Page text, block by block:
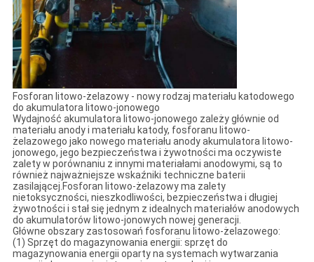
Fosforan litowo-żelazowy - nowy rodzaj materiału katodowego
do akumulatora litowo-jonowego
Wydajność akumulatora litowo-jonowego zależy głównie od
materiału anody i materiału katody, fosforanu litowo-
żelazowego jako nowego materiału anody akumulatora litowo-
jonowego, jego bezpieczeństwa i żywotności ma oczywiste
zalety w porównaniu z innymi materiałami anodowymi, są to
również najważniejsze wskaźniki techniczne baterii
zasilającej.Fosforan litowo-żelazowy ma zalety
nietoksyczności, nieszkodliwości, bezpieczeństwa i długiej
żywotności i stał się jednym z idealnych materiałów anodowych
do akumulatorów litowo-jonowych nowej generacji.
Główne obszary zastosowań fosforanu litowo-żelazowego:
(1) Sprzęt do magazynowania energii: sprzęt do
magazynowania energii oparty na systemach wytwarzania